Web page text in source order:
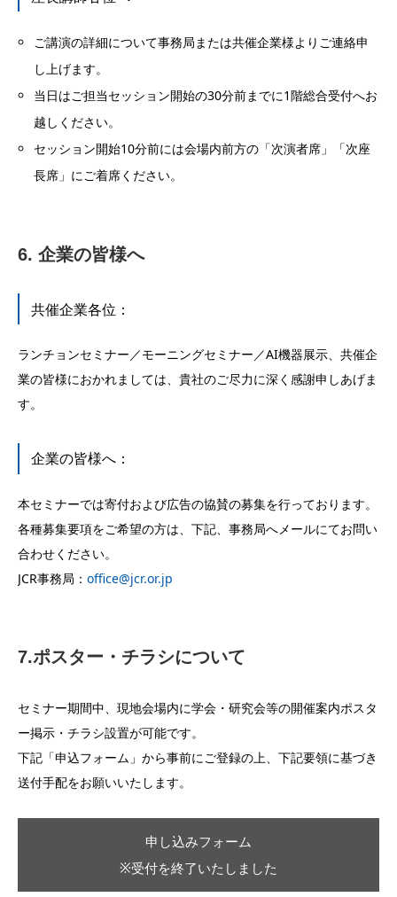
ご講演の詳細について事務局または共催企業様よりご連絡申
し上げます。
当日はご担当セッション開始の30分前までに1階総合受付へお
越しください。
セッション開始10分前には会場内前方の「次演者席」「次座
長席」にご着席ください。
6. 企業の皆様へ
共催企業各位：
ランチョンセミナー／モーニングセミナー／AI機器展示、共催企
業の皆様におかれましては、貴社のご尽力に深く感謝申しあげま
す。
企業の皆様へ：
本セミナーでは寄付および広告の協賛の募集を行っております。
各種募集要項をご希望の方は、下記、事務局へメールにてお問い
合わせください。
JCR事務局： office@jcr.or.jp
7.ポスター・チラシについて
セミナー期間中、現地会場内に学会・研究会等の開催案内ポスタ
ー掲示・チラシ設置が可能です。
下記「申込フォーム」から事前にご登録の上、下記要領に基づき
送付手配をお願いいたします。
申し込みフォーム
※受付を終了いたしました